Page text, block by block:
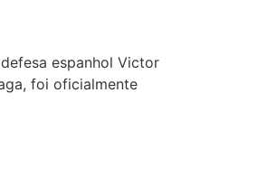
espanhol Victor
foi oficialmente